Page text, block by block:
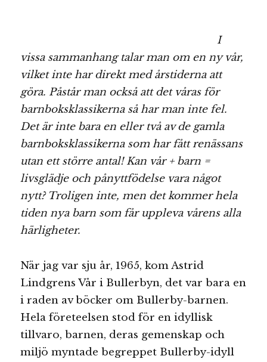
I
vissa sammanhang talar man om en ny vår,
vilket inte har direkt med årstiderna att
göra. Påstår man också att det våras för
barnboksklassikerna så har man inte fel.
Det är inte bara en eller två av de gamla
barnboksklassikerna som har fått renässans
utan ett större antal! Kan vår + barn =
livsglädje och pånyttfödelse vara något
nytt? Troligen inte, men det kommer hela
tiden nya barn som får uppleva vårens alla
härligheter.
När jag var sju år, 1965, kom Astrid
Lindgrens Vår i Bullerbyn, det var bara en
i raden av böcker om Bullerby-barnen.
Hela företeelsen stod för en idyllisk
tillvaro, barnen, deras gemenskap och
miljö myntade begreppet Bullerby-idyll